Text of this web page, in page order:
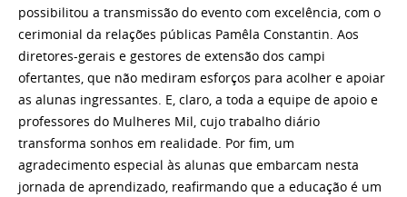
possibilitou a transmissão do evento com excelência, com o
cerimonial da relações públicas Pamêla Constantin. Aos
diretores-gerais e gestores de extensão dos campi
ofertantes, que não mediram esforços para acolher e apoiar
as alunas ingressantes. E, claro, a toda a equipe de apoio e
professores do Mulheres Mil, cujo trabalho diário
transforma sonhos em realidade. Por fim, um
agradecimento especial às alunas que embarcam nesta
jornada de aprendizado, reafirmando que a educação é um